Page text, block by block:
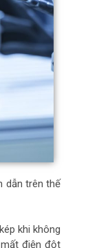
dẫn trên thế
khi không
điện đột